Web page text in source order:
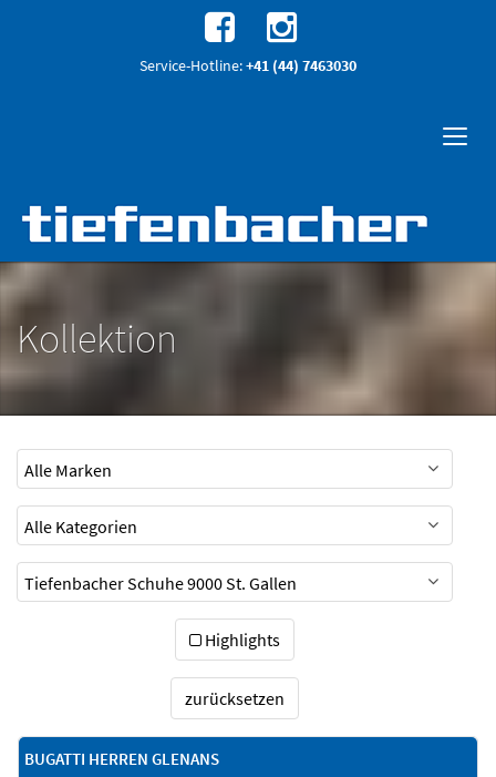
Service-Hotline:+41 (44) 7463030
Kollektion
Highlights
zurücksetzen
BUGATTI HERREN GLENANS